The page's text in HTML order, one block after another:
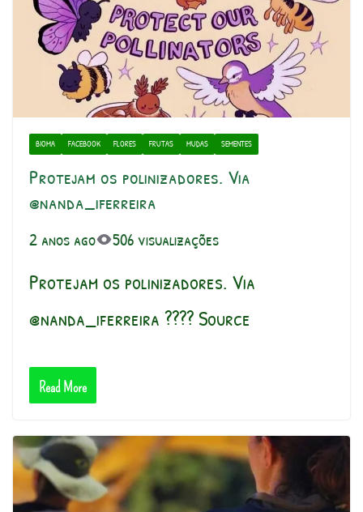
BIOMA FACEBOOK FLORES FRUTAS MUDAS SEMENTES
Protejam os polinizadores. Via
@nanda_iferreira
2 anos ago 506 visualizações
Protejam os polinizadores. Via
@nanda_iferreira ???? Source
Read More